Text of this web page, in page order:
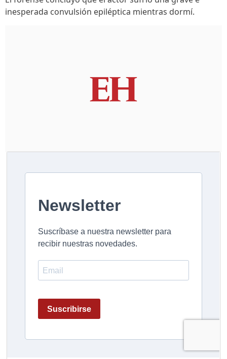
inesperada convulsión epiléptica mientras dormí.